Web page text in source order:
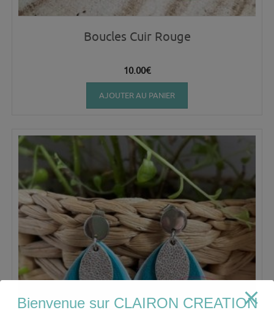
Boucles Cuir Rouge
10.00€
AJOUTER AU PANIER
Bienvenue sur CLAIRON CREATION